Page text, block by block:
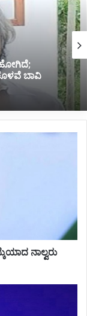
ನಡೆ
ಬೊಮ್ಮಾಯಿ*
ನಾಲ್ವರು